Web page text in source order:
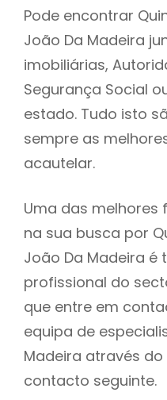
Pode encontrar
João Da Madeira
imobiliárias,
Segurança Social
estado. Tudo isto
sempre as
acautelar.
Uma das melhores
na sua busca por
João Da Madeira
profissional do
que entre em
equipa de
Madeira através
contacto seguinte.